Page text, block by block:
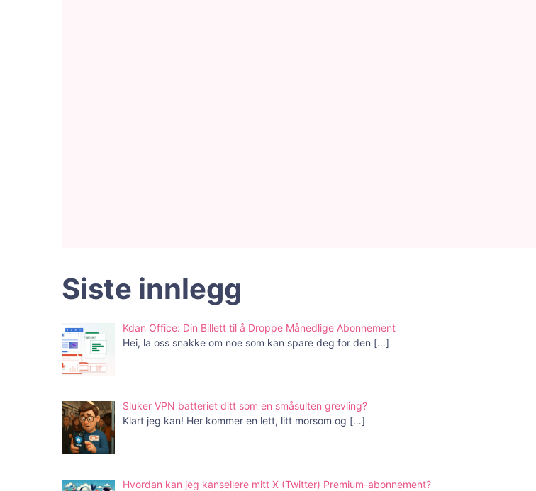
Siste innlegg
Kdan Office: Din Billett til å Droppe Månedlige Abonnement
Hei, la oss snakke om noe som kan spare deg for den […]
Sluker VPN batteriet ditt som en småsulten grevling?
Klart jeg kan! Her kommer en lett, litt morsom og […]
Hvordan kan jeg kansellere mitt X (Twitter) Premium-abonnement?